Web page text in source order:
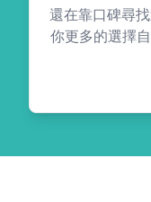
還在靠口碑尋
你更多的選擇